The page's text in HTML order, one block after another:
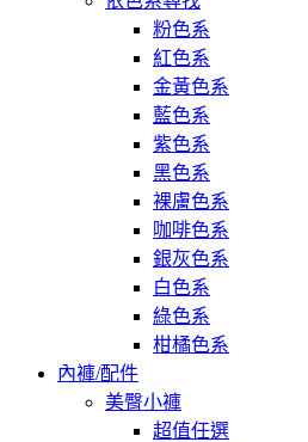
粉色系
紅色系
金黃色系
藍色系
紫色系
黑色系
裸膚色系
咖啡色系
銀灰色系
白色系
綠色系
柑橘色系
內褲/配件
美臀小褲
超值任選